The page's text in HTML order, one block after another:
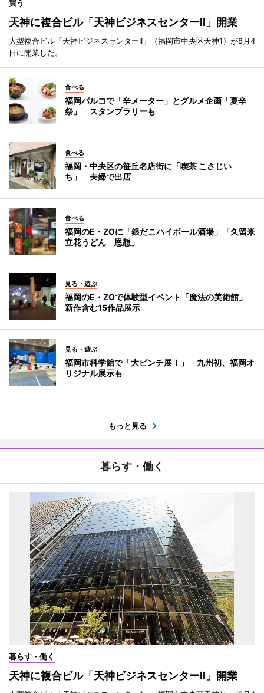
買う
天神に複合ビル「天神ビジネスセンターII」開業
大型複合ビル「天神ビジネスセンターII」（福岡市中央区天神1）が8月4
日に開業した。
食べる
福岡パルコで「辛メーター」とグルメ企画「夏辛
祭」 スタンプラリーも
食べる
福岡・中央区の笹丘名店街に「喫茶 こさじい
ち」 夫婦で出店
食べる
福岡のE・ZOに「銀だこハイボール酒場」「久留米
立花うどん 恩想」
見る・遊ぶ
福岡のE・ZOで体験型イベント「魔法の美術館」
新作含む15作品展示
見る・遊ぶ
福岡市科学館で「大ピンチ展！」 九州初、福岡オ
リジナル展示も
もっと見る
暮らす・働く
暮らす・働く
天神に複合ビル「天神ビジネスセンターII」開業